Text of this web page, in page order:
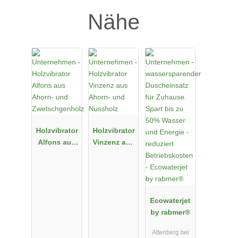
Nähe
Holzvibrator
Alfons aus
Holzvibrator
Vinzenz aus
Ecowaterjet
by rabmer®
Altenberg bei